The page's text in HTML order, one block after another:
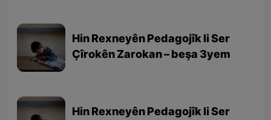
Hin Rexneyên Pedagojîk li Ser
Çîrokên Zarokan – beşa 3yem
Hin Rexneyên Pedagojîk li Ser